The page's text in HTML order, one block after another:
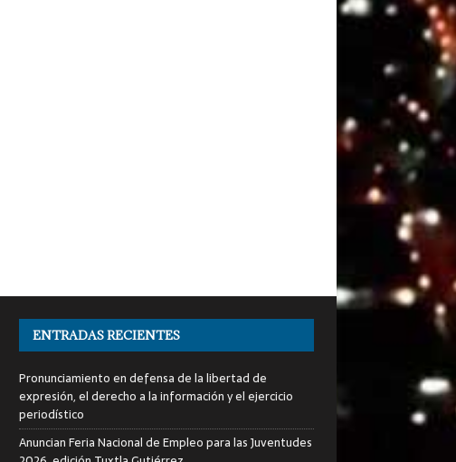
ENTRADAS RECIENTES
Pronunciamiento en defensa de la libertad de
expresión, el derecho a la información y el ejercicio
periodístico
Anuncian Feria Nacional de Empleo para las Juventudes